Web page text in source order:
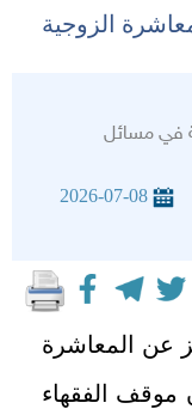
الزوجية
في مسائل
2026-07-08
عن المعاشرة
موقف الفقهاء